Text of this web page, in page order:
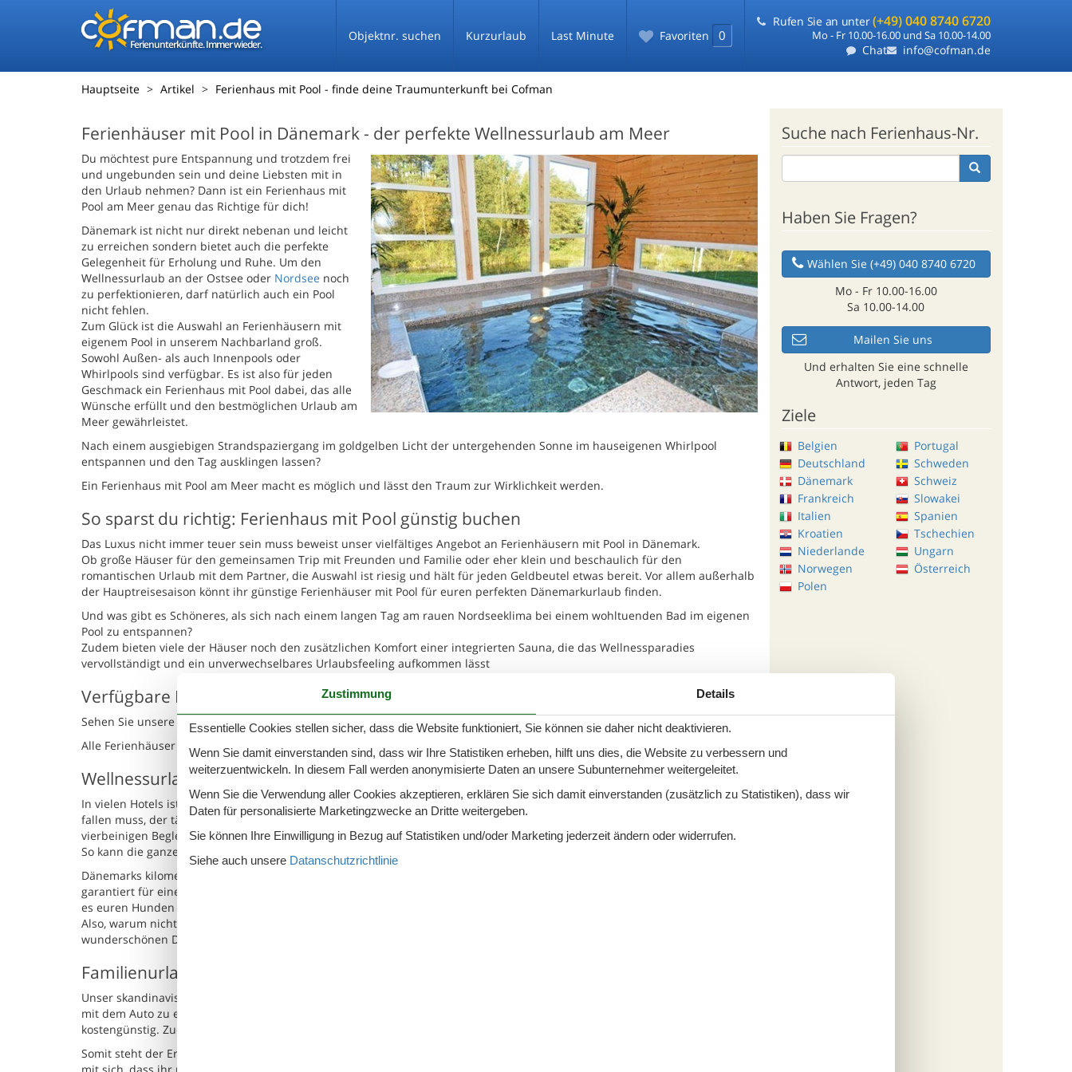
Ferienunterkünfte. Immer wieder.
Objektnr. suchen Kurzurlaub Last Minute Favoriten 0
Rufen Sie an unter(+49) 040 8740 6720
Mo - Fr 10.00-16.00 und Sa 10.00-14.00
Chat info@cofman.de
Hauptseite Artikel Ferienhaus mit Pool - finde deine Traumunterkunft bei Cofman
Ferienhäuser mit Pool in Dänemark - der perfekte Wellnessurlaub am Meer
Du möchtest pure Entspannung und trotzdem frei
und ungebunden sein und deine Liebsten mit in
den Urlaub nehmen? Dann ist ein Ferienhaus mit
Pool am Meer genau das Richtige für dich!
Dänemark ist nicht nur direkt nebenan und leicht
zu erreichen sondern bietet auch die perfekte
Gelegenheit für Erholung und Ruhe. Um den
Wellnessurlaub an der Ostsee oder Nordsee noch
zu perfektionieren, darf natürlich auch ein Pool
nicht fehlen.
Zum Glück ist die Auswahl an Ferienhäusern mit
eigenem Pool in unserem Nachbarland groß.
Sowohl Außen- als auch Innenpools oder
Whirlpools sind verfügbar. Es ist also für jeden
Geschmack ein Ferienhaus mit Pool dabei, das alle
Wünsche erfüllt und den bestmöglichen Urlaub am
Meer gewährleistet.
Nach einem ausgiebigen Strandspaziergang im goldgelben Licht der untergehenden Sonne im hauseigenen Whirlpool
entspannen und den Tag ausklingen lassen?
Ein Ferienhaus mit Pool am Meer macht es möglich und lässt den Traum zur Wirklichkeit werden.
So sparst du richtig: Ferienhaus mit Pool günstig buchen
Das Luxus nicht immer teuer sein muss beweist unser vielfältiges Angebot an Ferienhäusern mit Pool in Dänemark.
Ob große Häuser für den gemeinsamen Trip mit Freunden und Familie oder eher klein und beschaulich für den
romantischen Urlaub mit dem Partner, die Auswahl ist riesig und hält für jeden Geldbeutel etwas bereit. Vor allem außerhalb
der Hauptreisesaison könnt ihr günstige Ferienhäuser mit Pool für euren perfekten Dänemarkurlaub finden.
Und was gibt es Schöneres, als sich nach einem langen Tag am rauen Nordseeklima bei einem wohltuenden Bad im eigenen
Pool zu entspannen?
Zudem bieten viele der Häuser noch den zusätzlichen Komfort einer integrierten Sauna, die das Wellnessparadies
vervollständigt und ein unverwechselbares Urlaubsfeeling aufkommen lässt
Verfügbare Ferienhäuser mit Pool
Sehen Sie unsere verfügbaren Ferienhäuser mit Pool, die am Samstag bezugsfertig sind
Alle Ferienhäuser mit Pool sehen
Wellnessurlaub mit Hund
In vielen Hotels ist ein Vierbeiner nicht gerne gesehen, wer nun aber denkt, dass der Wellnessurlaub deshalb ins Wasser
fallen muss, der täuscht sich. Unsere traumhaft schönen Ferienhäuser mit Pool erlauben oftmals auch das Mitbringen eurer
vierbeinigen Begleiter.
So kann die ganze Familie ihren Urlaub voll auskosten und zusammen sorgenfrei abschalten.
Dänemarks kilometerlange Sandstrände sind perfekt geeignet für ausgiebige Spaziergänge mit dem Hund und sorgen
garantiert für eine rundum glückliche Fellnase. Auch die großflächigen Gärten, die meist sogar eingezäunt sind, ermöglichen
es euren Hunden ausgelassen herumzutollen.
Also, warum nicht euch und eurem Haustier etwas Gutes tun und den nächsten Urlaub im Ferienhaus mit Pool im
wunderschönen Dänemark genießen?
Familienurlaub im Ferienhaus mit Pool
Unser skandinavisches Nachbarland ist perfekt geeignet für einen Ferienaufenthalt mit der ganzen Familie. Da es bequem
mit dem Auto zu erreichen ist, gestaltet sich die Anreise nicht nur äußerst stressfrei und angenehm sondern auch
kostengünstig. Zudem entgeht man auch noch der nervenaufreibenden Hektik am Gate oder Bahngleis.
Somit steht der Erholung von Minute eins an nichts im Weg. Ein Ferienhaus mit eigenem Pool bringt wiederum den Vorteil
Suche nach Ferienhaus-Nr.
Haben Sie Fragen?
Wählen Sie (+49) 040 8740 6720
Mo - Fr 10.00-16.00
Sa 10.00-14.00
Mailen Sie uns
Und erhalten Sie eine schnelle
Antwort, jeden Tag
Ziele
Belgien
Deutschland
Dänemark
Frankreich
Italien
Kroatien
Niederlande
Norwegen
Polen
Portugal
Schweden
Schweiz
Slowakei
Spanien
Tschechien
Ungarn
Österreich
Zustimmung Details
Essentielle Cookies stellen sicher, dass die Website funktioniert, Sie können sie daher nicht deaktivieren.
Wenn Sie damit einverstanden sind, dass wir Ihre Statistiken erheben, hilft uns dies, die Website zu verbessern und
weiterzuentwickeln. In diesem Fall werden anonymisierte Daten an unsere Subunternehmer weitergeleitet.
Wenn Sie die Verwendung aller Cookies akzeptieren, erklären Sie sich damit einverstanden (zusätzlich zu Statistiken), dass wir
Daten für personalisierte Marketingzwecke an Dritte weitergeben.
Sie können Ihre Einwilligung in Bezug auf Statistiken und/oder Marketing jederzeit ändern oder widerrufen.
Siehe auch unsere Datanschutzrichtlinie